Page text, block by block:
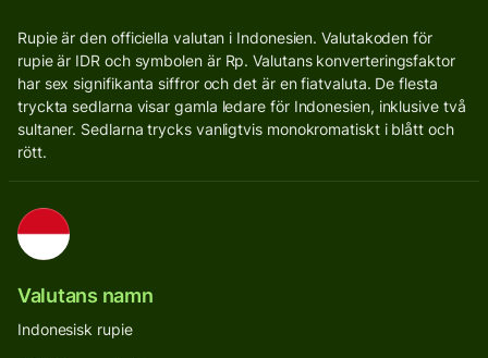
Rupie är den officiella valutan i Indonesien. Valutakoden för
rupie är IDR och symbolen är Rp. Valutans konverteringsfaktor
har sex signifikanta siffror och det är en fiatvaluta. De flesta
tryckta sedlarna visar gamla ledare för Indonesien, inklusive två
sultaner. Sedlarna trycks vanligtvis monokromatiskt i blått och
rött.
Valutans namn
Indonesisk rupie